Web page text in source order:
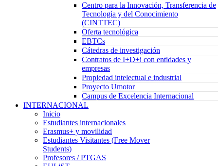
Centro para la Innovación, Transferencia de
Tecnología y del Conocimiento
(CINTTEC)
Oferta tecnológica
EBTCs
Cátedras de investigación
Contratos de I+D+i con entidades y
empresas
Propiedad intelectual e industrial
Proyecto Umotor
Campus de Excelencia Internacional
INTERNACIONAL
Inicio
Estudiantes internacionales
Erasmus+ y movilidad
Estudiantes Visitantes (Free Mover
Students)
Profesores / PTGAS